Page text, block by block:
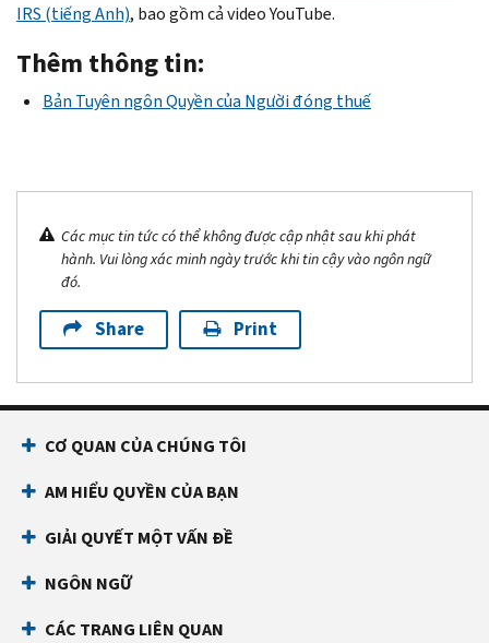
IRS (tiếng Anh), bao gồm cả video YouTube.
Thêm thông tin:
Bản Tuyên ngôn Quyền của Người đóng thuế
Các mục tin tức có thể không được cập nhật sau khi phát
hành. Vui lòng xác minh ngày trước khi tin cậy vào ngôn ngữ
đó.
Share Print
CƠ QUAN CỦA CHÚNG TÔI
AM HIỂU QUYỀN CỦA BẠN
GIẢI QUYẾT MỘT VẤN ĐỀ
NGÔN NGỮ
CÁC TRANG LIÊN QUAN